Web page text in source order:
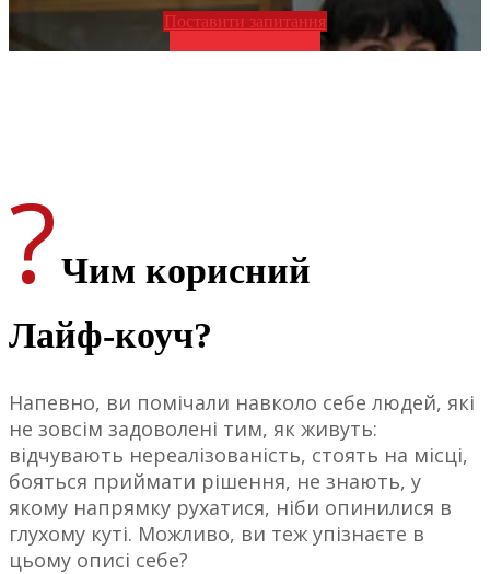
Поставити запитання
?Чим корисний
Лайф-коуч?
Напевно, ви помічали навколо себе людей, які
не зовсім задоволені тим, як живуть:
відчувають нереалізованість, стоять на місці,
бояться приймати рішення, не знають, у
якому напрямку рухатися, ніби опинилися в
глухому куті. Можливо, ви теж упізнаєте в
цьому описі себе?